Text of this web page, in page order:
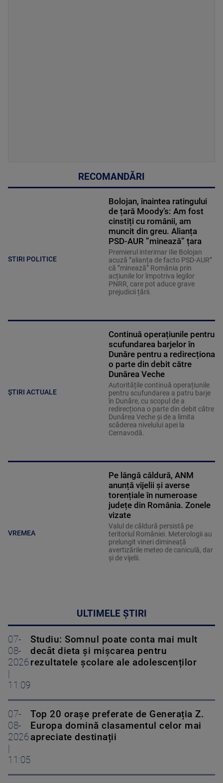
RECOMANDĂRI
STIRI POLITICE
Bolojan, înaintea ratingului
de țară Moody’s: Am fost
cinstiți cu românii, am
muncit din greu. Alianța
PSD-AUR ”minează” țara
Premierul interimar Ilie Bolojan
acuză ”alianța de facto PSD-AUR”
că ”minează” România prin
acțiunile lor împotriva legilor
PNRR, care pot aduce grave
prejudicii țării.
ȘTIRI ACTUALE
Continuă operațiunile pentru
scufundarea barjelor în
Dunăre pentru a redirecționa
o parte din debit către
Dunărea Veche
Autoritățile continuă operațiunile
pentru scufundarea a patru barje
în Dunăre, cu scopul de a
redirecționa o parte din debit către
Dunărea Veche și de a limita
scăderea nivelului apei la
Cernavodă.
VREMEA
Pe lângă căldură, ANM
anunță vijelii și averse
torențiale în numeroase
județe din România. Zonele
vizate
Valul de căldură persistă pe
teritoriul României. Meterologii au
prelungit vineri dimineață
avertizările meteo de caniculă, dar
și de vijelii.
ULTIMELE ȘTIRI
07-
08-
2026
11:09
Studiu: Somnul poate conta mai mult
decât dieta și mișcarea pentru
rezultatele școlare ale adolescenților
07-
08-
2026
11:05
Top 20 orașe preferate de Generația Z.
Europa domină clasamentul celor mai
apreciate destinații